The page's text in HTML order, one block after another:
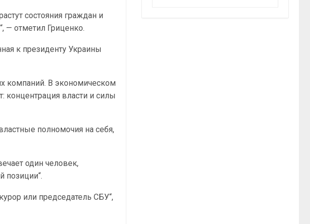
состояния граждан и
— отметил Гриценко.
к президенту Украины
компаний. В экономическом
власти и силы
полномочия на себя,
один человек,
позиции“.
или председатель СБУ“,